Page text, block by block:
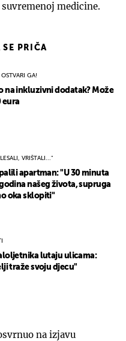
medicine.
PRIČA
OSTVARI GA!
na inkluzivni dodatak? Može
eura
VRIŠTALI..."
apartman: "U 30 minuta
našeg života, supruga
oka sklopiti"
lutaju ulicama:
traže svoju djecu"
na izjavu